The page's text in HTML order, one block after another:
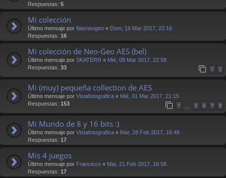
Respuestas: 5
Mi colección
Último mensaje por flaixneogeo « Dom, 19 Mar 2017, 22:16
Respuestas: 16
Mi colección de Neo-Geo AES (bel)
Último mensaje por SKATERR « Mié, 08 Mar 2017, 22:58
Respuestas: 33 1 2
Mi (muy) pequeña collection de AES
Último mensaje por Vistafotografica « Mié, 01 Mar 2017, 21:15
Respuestas: 153 1 … 5 6 7 8
Mi Mundo de 8 y 16 bits :)
Último mensaje por Vistafotografica « Mar, 28 Feb 2017, 16:48
Respuestas: 17
Mis 4 juegos
Último mensaje por Francisco « Mar, 21 Feb 2017, 16:58
Respuestas: 17